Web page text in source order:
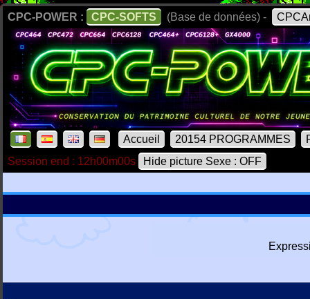
CPC-POWER : CPC-SOFTS (Base de données) -
Accueil 20154 PROGRAMMES
Session end : 12h00m00s
Hide picture Sexe : OFF